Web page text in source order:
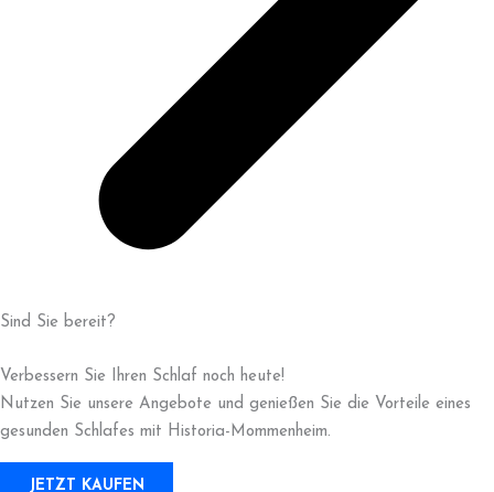
Sind Sie bereit?
Verbessern Sie Ihren Schlaf noch heute!
Nutzen Sie unsere Angebote und genießen Sie die Vorteile eines
gesunden Schlafes mit Historia-Mommenheim.
JETZT KAUFEN